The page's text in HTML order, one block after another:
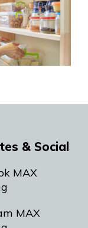
& Social
MAX
MAX